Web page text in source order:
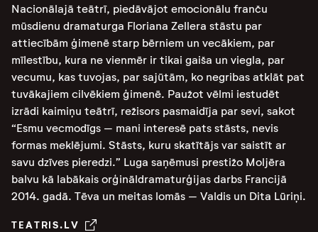
Nacionālajā teātrī, piedāvājot emocionālu franču
mūsdienu dramaturga Floriana Zellera stāstu par
attiecībām ģimenē starp bērniem un vecākiem, par
mīlestību, kura ne vienmēr ir tikai gaiša un viegla, par
vecumu, kas tuvojas, par sajūtām, ko negribas atklāt pat
tuvākajiem cilvēkiem ģimenē. Paužot vēlmi iestudēt
izrādi kaimiņu teātrī, režisors pasmaidīja par sevi, sakot
“Esmu vecmodīgs – mani interesē pats stāsts, nevis
formas meklējumi. Stāsts, kuru skatītājs var saistīt ar
savu dzīves pieredzi.” Luga saņēmusi prestižo Moljēra
balvu kā labākais orģināldramaturģijas darbs Francijā
2014. gadā. Tēva un meitas lomās – Valdis un Dita Lūriņi.
TEATRIS.LV